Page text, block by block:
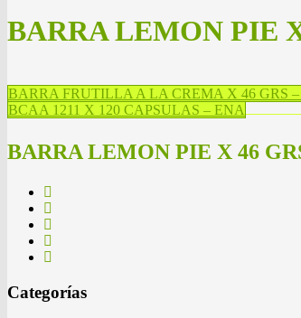
BARRA LEMON PIE
BARRA FRUTILLA A LA CREMA X 46 GRS
BCAA 1211 X 120 CAPSULAS – ENA
BARRA LEMON PIE X 46
Categorías